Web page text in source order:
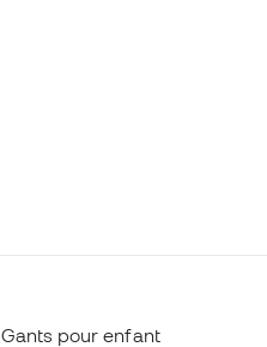
Gants pour enfant